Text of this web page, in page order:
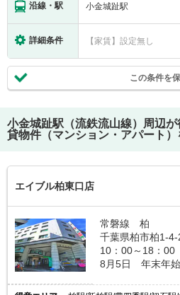
沿線・駅 小金城趾駅
詳細条件 【家賃】設定無し
この条件を
小金城趾駅（流鉄流山線）
周辺
貸物件（マンション・アパート）
エイブル柏東口店
常磐線 柏
千葉県柏市柏1-
10：00～18：00
8月5日 年末年始